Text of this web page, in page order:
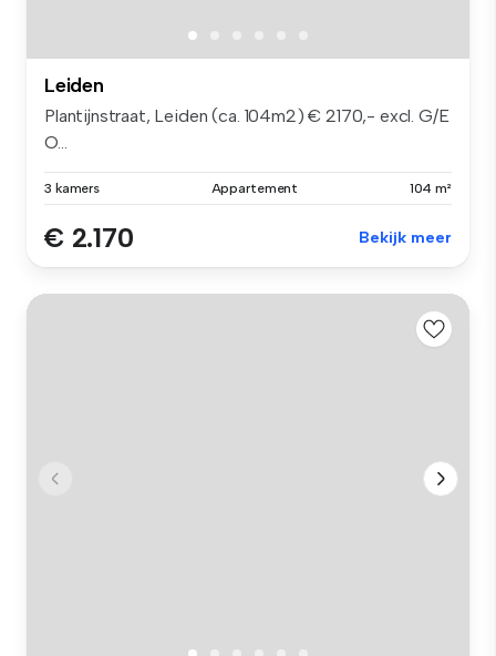
Leiden
Plantijnstraat, Leiden (ca. 104m2) € 2170,- excl. G/E
O...
3 kamers Appartement 104 m²
€ 2.170 Bekijk meer